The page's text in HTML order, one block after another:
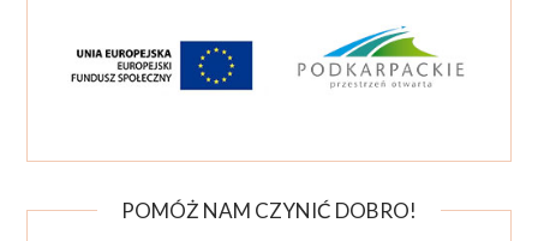
POMÓŻ NAM CZYNIĆ DOBRO!